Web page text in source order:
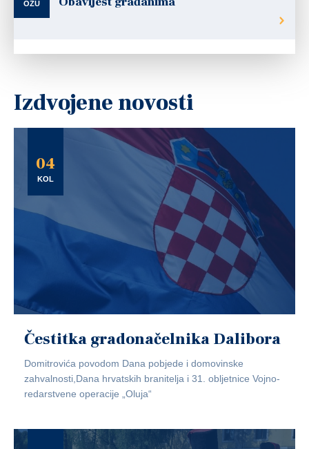
OŽU
Izdvojene novosti
04
KOL
Čestitka gradonačelnika Dalibora
Domitrovića povodom Dana pobjede i domovinske
zahvalnosti,Dana hrvatskih branitelja i 31. obljetnice Vojno-
redarstvene operacije „Oluja“